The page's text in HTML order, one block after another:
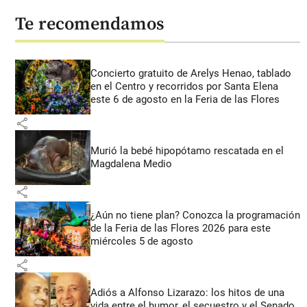
Te recomendamos
Concierto gratuito de Arelys Henao, tablado
en el Centro y recorridos por Santa Elena
este 6 de agosto en la Feria de las Flores
share
Murió la bebé hipopótamo rescatada en el
Magdalena Medio
share
¿Aún no tiene plan? Conozca la programación
de la Feria de las Flores 2026 para este
miércoles 5 de agosto
share
Adiós a Alfonso Lizarazo: los hitos de una